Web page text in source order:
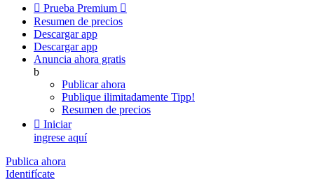
 Prueba Premium 
Resumen de precios
Descargar app
Descargar app
Anuncia ahora gratis
b
Publicar ahora
Publique ilimitadamente Tipp!
Resumen de precios
 Iniciar
ingrese aquí
Publica ahora
Identifícate